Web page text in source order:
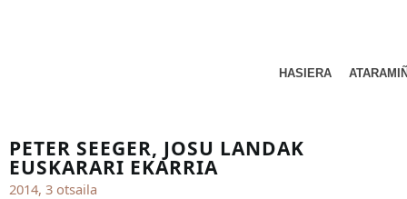
HASIERA
PETER SEEGER, JOSU LANDAK
EUSKARARI EKARRIA
2014, 3 otsaila